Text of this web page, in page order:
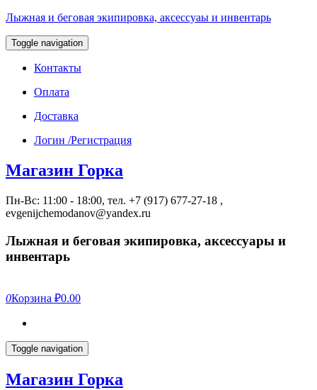
Лыжная и беговая экипировка, аксессуаы и инвентарь
Toggle navigation
Контакты
Оплата
Доставка
Логин /Регистрация
Магазин Горка
Пн-Вс: 11:00 - 18:00, тел. +7 (917) 677-27-18 ,
evgenijchemodanov@yandex.ru
Лыжная и беговая экипировка, аксессуары и
инвентарь
0Корзина ₽0.00
Toggle navigation
Магазин Горка